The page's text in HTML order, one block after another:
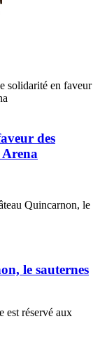
des
Arena
le sauternes
est réservé aux